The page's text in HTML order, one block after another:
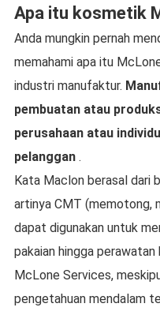
Apa itu kosmetik
Anda mungkin pernah
memahami apa itu
industri manufaktur.
pembuatan atau
perusahaan atau
pelanggan.
Kata Maclon berasal dari
artinya CMT (memotong,
dapat digunakan untuk
pakaian hingga
McLone Services,
pengetahuan mendalam